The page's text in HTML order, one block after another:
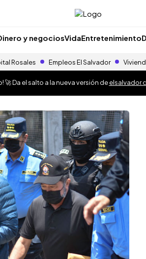
y negociosVidaEntretenimiento
Rosales Empleos El Salvador
🚀 Da el salto a la nueva versión de